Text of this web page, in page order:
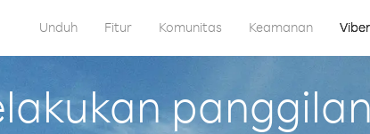
Unduh Fitur Komunitas Keamanan